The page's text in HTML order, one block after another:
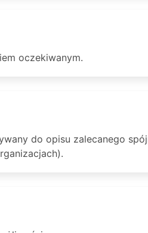
oczekiwanym.
do opisu zalecanego